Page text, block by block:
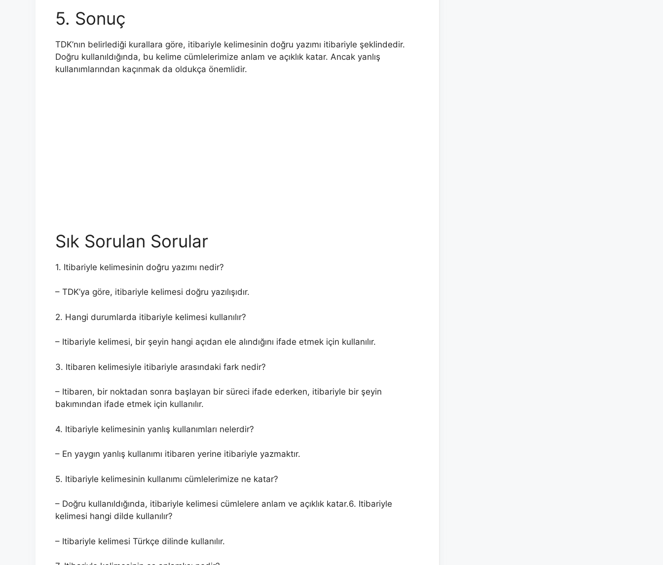
5. Sonuç
TDK’nın belirlediği kurallara göre, itibariyle kelimesinin doğru yazımı itibariyle şeklindedir.
Doğru kullanıldığında, bu kelime cümlelerimize anlam ve açıklık katar. Ancak yanlış
kullanımlarından kaçınmak da oldukça önemlidir.
Sık Sorulan Sorular
1. Itibariyle kelimesinin doğru yazımı nedir?
– TDK’ya göre, itibariyle kelimesi doğru yazılışıdır.
2. Hangi durumlarda itibariyle kelimesi kullanılır?
– Itibariyle kelimesi, bir şeyin hangi açıdan ele alındığını ifade etmek için kullanılır.
3. Itibaren kelimesiyle itibariyle arasındaki fark nedir?
– Itibaren, bir noktadan sonra başlayan bir süreci ifade ederken, itibariyle bir şeyin
bakımından ifade etmek için kullanılır.
4. Itibariyle kelimesinin yanlış kullanımları nelerdir?
– En yaygın yanlış kullanımı itibaren yerine itibariyle yazmaktır.
5. Itibariyle kelimesinin kullanımı cümlelerimize ne katar?
– Doğru kullanıldığında, itibariyle kelimesi cümlelere anlam ve açıklık katar.6. Itibariyle
kelimesi hangi dilde kullanılır?
– Itibariyle kelimesi Türkçe dilinde kullanılır.